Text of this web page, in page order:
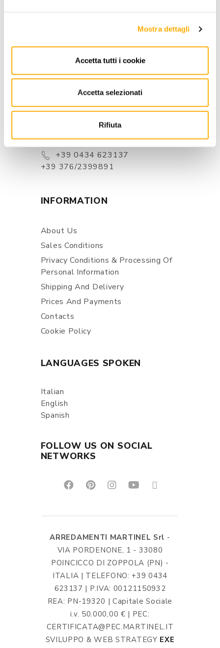
Mostra dettagli
Accetta tutti i cookie
Accetta selezionati
Rifiuta
CONTACTS
Via Pordenone, 1 - Poincicco Di
store@martinelstore.com
+39 0434 623137
+39 376/2399891
INFORMATION
About Us
Sales Conditions
Privacy Conditions & Processing Of
Personal Information
Shipping And Delivery
Prices And Payments
Contacts
Cookie Policy
LANGUAGES SPOKEN
Italian
English
Spanish
FOLLOW US ON SOCIAL
NETWORKS
ARREDAMENTI MARTINEL Srl -
VIA PORDENONE, 1 - 33080
POINCICCO DI ZOPPOLA (PN) -
ITALIA | TELEFONO: +39 0434
623137 | P.IVA: 00121150932
REA: PN-19320 | Capitale Sociale
i.v. 50.000,00 € | PEC:
CERTIFICATA@PEC.MARTINEL.IT
SVILUPPO & WEB STRATEGY EXE